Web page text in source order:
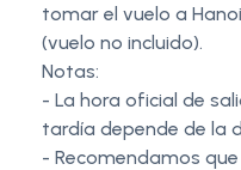
tomar el vuelo a
(vuelo no incluido).
Notas:
- La hora oficial de
tardía depende de la
- Recomendamos